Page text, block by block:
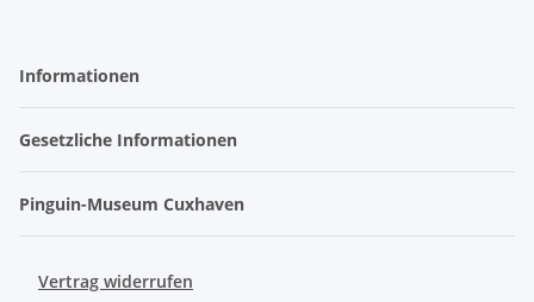
Informationen
Gesetzliche Informationen
Pinguin-Museum Cuxhaven
Vertrag widerrufen